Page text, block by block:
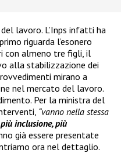
lavoro. L’Inps infatti ha
riguarda l’esonero
con almeno tre figli, il
alla stabilizzazione dei
mirano a
nel mercato del lavoro.
Per la ministra del
“vanno nella stessa
inclusione, più
già essere presentate
ora nel dettaglio.